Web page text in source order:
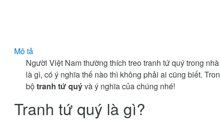
Mô tả
Người Việt Nam thường thích treo tranh tứ quý trong
là gì, có ý nghĩa thế nào thì không phải ai cũng biết.
bộtranh tứ quývà ý nghĩa của chúng nhé!
Tranh tứ quý là gì?